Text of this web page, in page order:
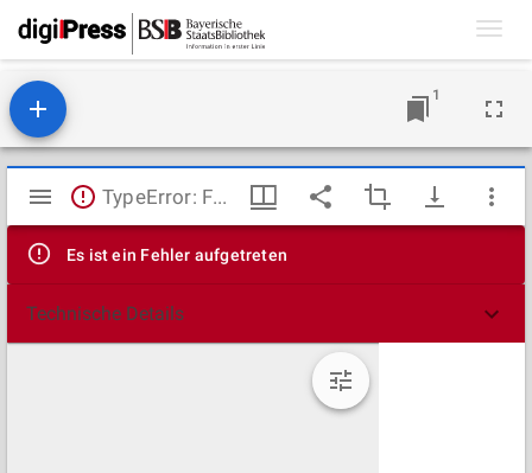
1
Mirador
Viewer
TypeError: Failed to fetch
Es ist ein Fehler aufgetreten
Technische Details